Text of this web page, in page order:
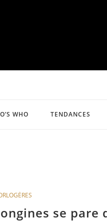
WHO TENDANCES
se pare